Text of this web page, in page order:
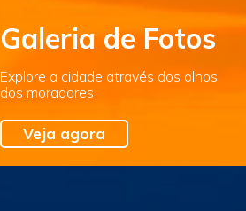
Galeria de Fotos
Explore a cidade através dos olhos
dos moradores
Veja agora